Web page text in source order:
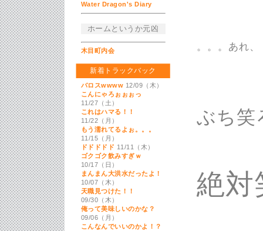
Water Dragon's Diary
ホームというか元凶
木目町内会
新着トラックバック
バロスwwww 12/09（木）
こんにゃろぉぉぉっ
11/27（土）
これはハマる！！
11/22（月）
もう濡れてるよぉ。。。
11/15（月）
ドドドドド 11/11（木）
ゴクゴク飲みすぎｗ
10/17（日）
まんまん大洪水だったよ！
10/07（木）
天職見つけた！！
09/30（木）
俺って美味しいのかな？
09/06（月）
こんなんでいいのかよ！？
。。。あれ、
ぶち笑
絶対